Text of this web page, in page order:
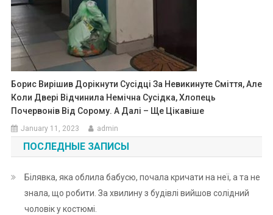
Борис Вирішив Дорікнути Сусідці За Невикинуте Сміття, Але
Коли Двері Відчинила Немічна Сусідка, Хлопець
Почервонів Від Сорому. А Далі – Ще Цікавіше
January 11, 2023 admin
ПОСЛЕДНЫЕ ЗАПИСЫ
Білявка, яка облила бабусю, почала кричати на неї, а та не
знала, що робити. За хвилину з будівлі вийшов солідний
чоловік у костюмі.